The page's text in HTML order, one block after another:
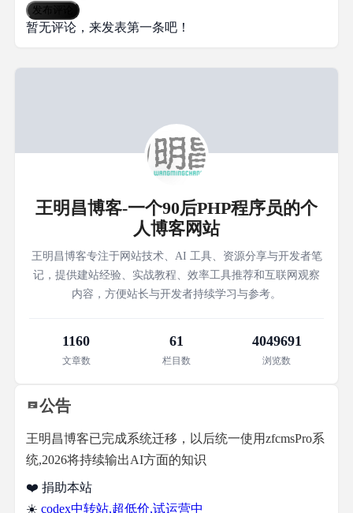
发布评论
暂无评论，来发表第一条吧！
王明昌博客-一个90后PHP程序员的个
人博客网站
王明昌博客专注于网站技术、AI 工具、资源分享与开发者笔
记，提供建站经验、实战教程、效率工具推荐和互联网观察
内容，方便站长与开发者持续学习与参考。
1160
文章数
61
栏目数
4049691
浏览数
公告
王明昌博客已完成系统迁移，以后统一使用zfcmsPro系
统,2026将持续输出AI方面的知识
❤️ 捐助本站
☀️ codex中转站,超低价,试运营中